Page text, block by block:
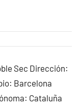
Sec Dirección:
Barcelona
Cataluña